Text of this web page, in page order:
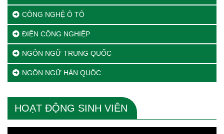
CÔNG NGHỆ Ô TÔ
ĐIỆN CÔNG NGHIỆP
NGÔN NGỮ TRUNG QUỐC
NGÔN NGỮ HÀN QUỐC
HOẠT ĐỘNG SINH VIÊN